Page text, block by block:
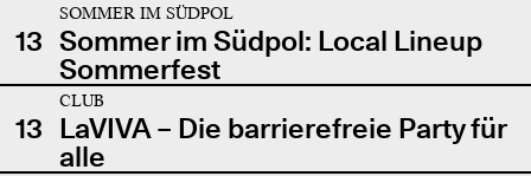
13
SOMMER IM SÜDPOL
Sommer im Südpol: Local Lineup
Sommerfest
13
CLUB
LaVIVA – Die barrierefreie Party für
alle